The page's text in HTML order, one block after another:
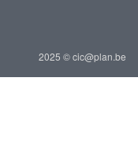
2025 © cic@plan.be